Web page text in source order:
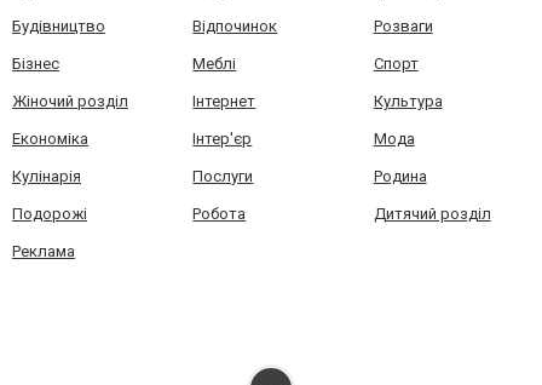
Будівництво Відпочинок Розваги
Бізнес Меблі Спорт
Жіночий розділ Інтернет Культура
Економіка Інтер'єр Мода
Кулінарія Послуги Родина
Подорожі Робота Дитячий розділ
Реклама